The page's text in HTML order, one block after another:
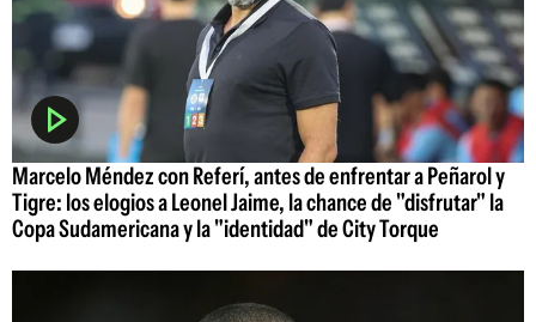
Marcelo Méndez con Referí, antes de enfrentar a Peñarol y
Tigre: los elogios a Leonel Jaime, la chance de "disfrutar" la
Copa Sudamericana y la "identidad" de City Torque